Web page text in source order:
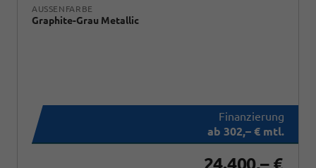
AUSSENFARBE
Graphite-Grau Metallic
ab 302,– € mtl.
24.400,– €